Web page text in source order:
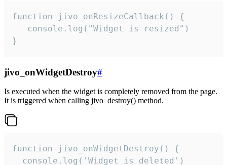
function jivo_onResizeCallback() {
   console.log("Widget is resized")
}
jivo_onWidgetDestroy#
Is executed when the widget is completely removed from the page.
It is triggered when calling jivo_destroy() method.
function jivo_onWidgetDestroy() {
  console.log('Widget is deleted')